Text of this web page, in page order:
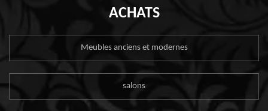
ACHATS
Meubles anciens et modernes
salons